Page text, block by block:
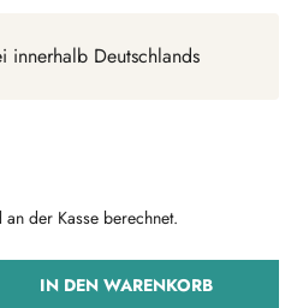
innerhalb Deutschlands
der Kasse berechnet.
IN DEN WARENKORB